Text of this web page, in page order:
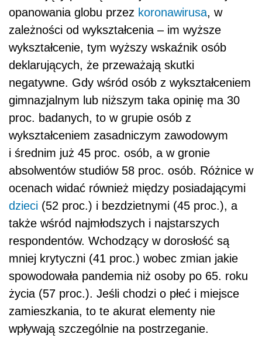
opanowania globu przez koronawirusa, w
zależności od wykształcenia – im wyższe
wykształcenie, tym wyższy wskaźnik osób
deklarujących, że przeważają skutki
negatywne. Gdy wśród osób z wykształceniem
gimnazjalnym lub niższym taka opinię ma 30
proc. badanych, to w grupie osób z
wykształceniem zasadniczym zawodowym
i średnim już 45 proc. osób, a w gronie
absolwentów studiów 58 proc. osób. Różnice w
ocenach widać również między posiadającymi
dzieci (52 proc.) i bezdzietnymi (45 proc.), a
także wśród najmłodszych i najstarszych
respondentów. Wchodzący w dorosłość są
mniej krytyczni (41 proc.) wobec zmian jakie
spowodowała pandemia niż osoby po 65. roku
życia (57 proc.). Jeśli chodzi o płeć i miejsce
zamieszkania, to te akurat elementy nie
wpływają szczególnie na postrzeganie.